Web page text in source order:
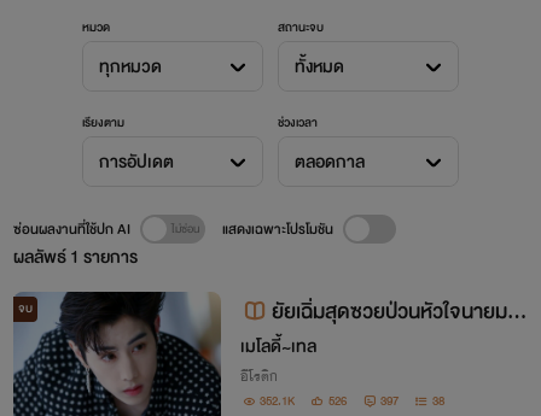
หมวด
ทุกหมวด
สถานะจบ
ทั้งหมด
เรียงตาม
การอัปเดต
ช่วงเวลา
ตลอดกาล
ผลลัพธ์1 รายการ
ซ่อนผลงานที่ใช้ปก AI แสดงเฉพาะโปรโมชัน
จบ
ยัยเฉิ่มสุดซวยป่วนหัวใจนายมาเ
ฟีย 18++ END
เมโลดี้~เทล
อีโรติก
352.1K 526 397 38